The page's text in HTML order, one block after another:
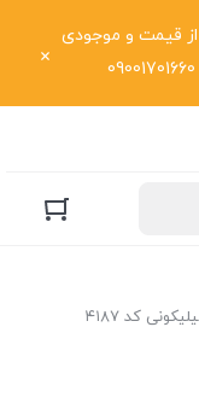
قیمت و موجودی
کد ۴۱۸۷